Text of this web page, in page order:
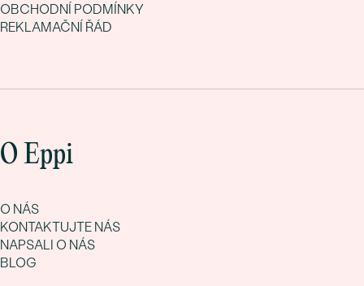
OBCHODNÍ PODMÍNKY
REKLAMAČNÍ ŘÁD
O Eppi
O NÁS
KONTAKTUJTE NÁS
NAPSALI O NÁS
BLOG